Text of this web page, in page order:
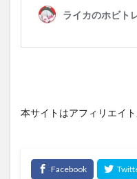
本サイトはアフィリエイ